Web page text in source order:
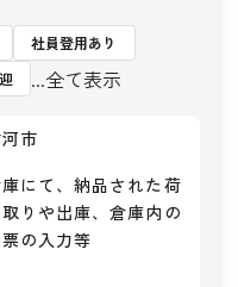
社員登用あり
...全て表示
市
にて、納品された荷
りや出庫、倉庫内の
の入力等